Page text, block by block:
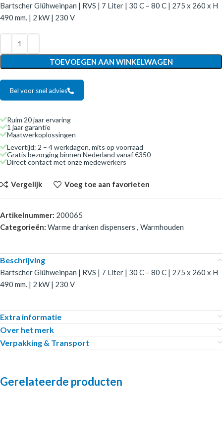
Bartscher Glühweinpan | RVS | 7 Liter | 30 C – 80 C | 275 x 260 x H
490 mm. | 2 kW | 230 V
TOEVOEGEN AAN WINKELWAGEN
Bel voor snel advies
Ruim 20 jaar ervaring
1 jaar garantie
Maatwerkoplossingen
Levertijd: 2 – 4 werkdagen, mits op voorraad
Gratis bezorging binnen Nederland vanaf €350
Direct contact met onze medewerkers
Vergelijk Voeg toe aan favorieten
Artikelnummer: 200065
Categorieën: Warme dranken dispensers , Warmhouden
Beschrijving
Bartscher Glühweinpan | RVS | 7 Liter | 30 C – 80 C | 275 x 260 x H
490 mm. | 2 kW | 230 V
Extra informatie
Over het merk
Verpakking & Transport
Gerelateerde producten